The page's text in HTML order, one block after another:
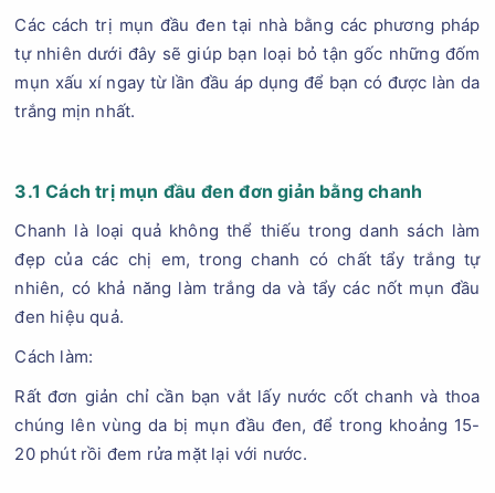
Các cách trị mụn đầu đen tại nhà bằng các phương pháp
tự nhiên dưới đây sẽ giúp bạn loại bỏ tận gốc những đốm
mụn xấu xí ngay từ lần đầu áp dụng để bạn có được làn da
trắng mịn nhất.
3.1 Cách trị mụn đầu đen đơn giản bằng chanh
Chanh là loại quả không thể thiếu trong danh sách làm
đẹp của các chị em, trong chanh có chất tẩy trắng tự
nhiên, có khả năng làm trắng da và tẩy các nốt mụn đầu
đen hiệu quả.
Cách làm:
Rất đơn giản chỉ cần bạn vắt lấy nước cốt chanh và thoa
chúng lên vùng da bị mụn đầu đen, để trong khoảng 15-
20 phút rồi đem rửa mặt lại với nước.